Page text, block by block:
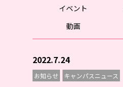
イベント
動画
2022.7.24
お知らせ キャンパスニュース